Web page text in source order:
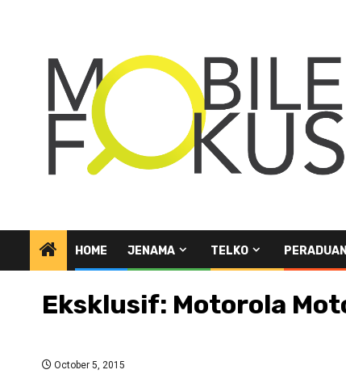
HOME JENAMA TELKO PERADUAN
Eksklusif: Motorola
October 5, 2015